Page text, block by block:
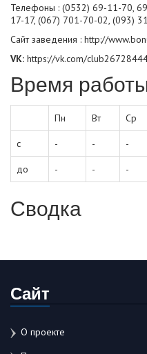
Телефоны : (0532) 69-11-70,
17-17, (067) 701-70-02, (093)
Сайт заведения : http://
VK: https://vk.com/
Время
Пн Вт Ср
с - - -
до - - -
Сводка
Сайт
О проекте